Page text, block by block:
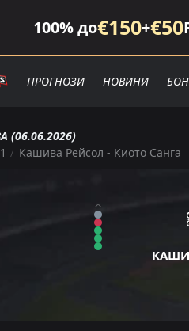
100% до€150+€50
ПРОГНОЗИ НОВИНИ
(06.06.2026)
Кaшивa Рeйcoл - Киото Санга